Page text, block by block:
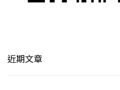
近期文章